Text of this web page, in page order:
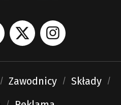
Zawodnicy
Składy